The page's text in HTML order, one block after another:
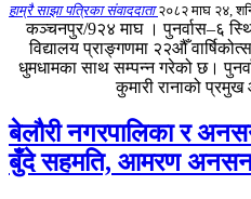
हाम्रै साझा पत्रिका संवाददाता२०८२ माघ २४,
कञ्चनपुर/9२४ माघ । पुनर्वास–६
विद्यालय प्राङ्गणमा २२औँ
धुमधामका साथ सम्पन्न गरेको छ।
कुमारी रानाको
बेलौरी नगरपालिका र
बुँदे सहमति, आमरण